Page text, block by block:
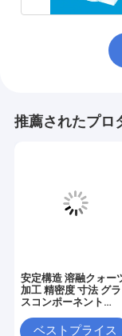
推薦されたプロ
安定構造 溶融クォー
加工 精密度 寸法 グラ
スコンポーネント
ベストプライス